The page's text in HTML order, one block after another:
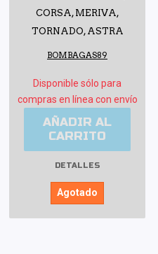
CORSA, MERIVA,
TORNADO, ASTRA
BOMBAGAS89
Disponible sólo para
compras en línea con envío
AÑADIR AL
CARRITO
DETALLES
Agotado